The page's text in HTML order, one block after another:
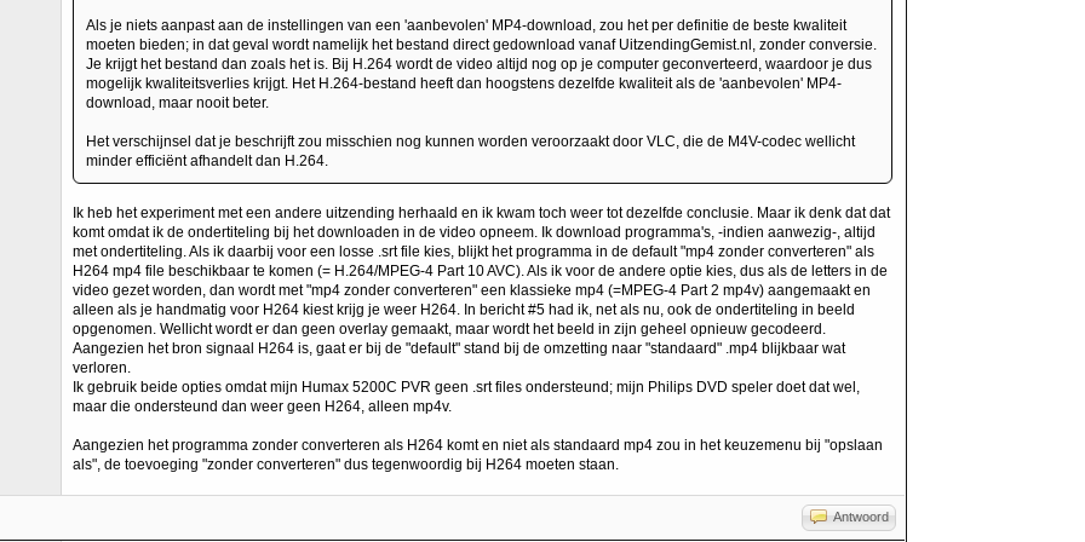
Als je niets aanpast aan de instellingen van een 'aanbevolen' MP4-download, zou het per definitie de beste kwaliteit
moeten bieden; in dat geval wordt namelijk het bestand direct gedownload vanaf UitzendingGemist.nl, zonder conversie.
Je krijgt het bestand dan zoals het is. Bij H.264 wordt de video altijd nog op je computer geconverteerd, waardoor je dus
mogelijk kwaliteitsverlies krijgt. Het H.264-bestand heeft dan hoogstens dezelfde kwaliteit als de 'aanbevolen' MP4-
download, maar nooit beter.
Het verschijnsel dat je beschrijft zou misschien nog kunnen worden veroorzaakt door VLC, die de M4V-codec wellicht
minder efficiënt afhandelt dan H.264.
Ik heb het experiment met een andere uitzending herhaald en ik kwam toch weer tot dezelfde conclusie. Maar ik denk dat dat
komt omdat ik de ondertiteling bij het downloaden in de video opneem. Ik download programma's, -indien aanwezig-, altijd
met ondertiteling. Als ik daarbij voor een losse .srt file kies, blijkt het programma in de default "mp4 zonder converteren" als
H264 mp4 file beschikbaar te komen (= H.264/MPEG-4 Part 10 AVC). Als ik voor de andere optie kies, dus als de letters in de
video gezet worden, dan wordt met "mp4 zonder converteren" een klassieke mp4 (=MPEG-4 Part 2 mp4v) aangemaakt en
alleen als je handmatig voor H264 kiest krijg je weer H264. In bericht #5 had ik, net als nu, ook de ondertiteling in beeld
opgenomen. Wellicht wordt er dan geen overlay gemaakt, maar wordt het beeld in zijn geheel opnieuw gecodeerd.
Aangezien het bron signaal H264 is, gaat er bij de "default" stand bij de omzetting naar "standaard" .mp4 blijkbaar wat
verloren.
Ik gebruik beide opties omdat mijn Humax 5200C PVR geen .srt files ondersteund; mijn Philips DVD speler doet dat wel,
maar die ondersteund dan weer geen H264, alleen mp4v.
Aangezien het programma zonder converteren als H264 komt en niet als standaard mp4 zou in het keuzemenu bij "opslaan
als", de toevoeging "zonder converteren" dus tegenwoordig bij H264 moeten staan.
Antwoord